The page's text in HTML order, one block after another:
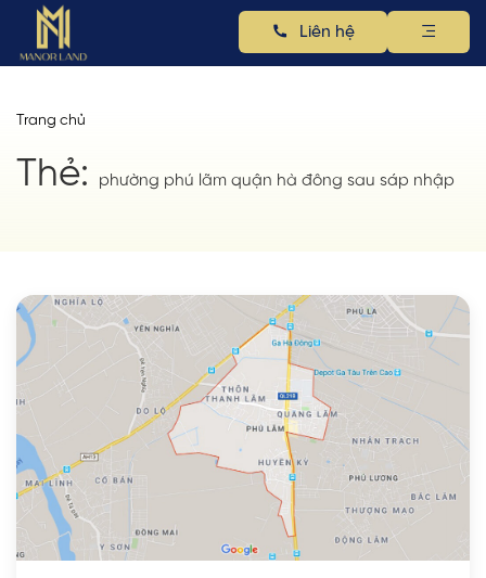
Liên hệ
Trang chủ
Thẻ: phường phú lãm quận hà đông sau sáp nhập